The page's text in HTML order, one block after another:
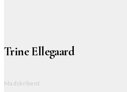
Trine Ellegaard
Madskribent